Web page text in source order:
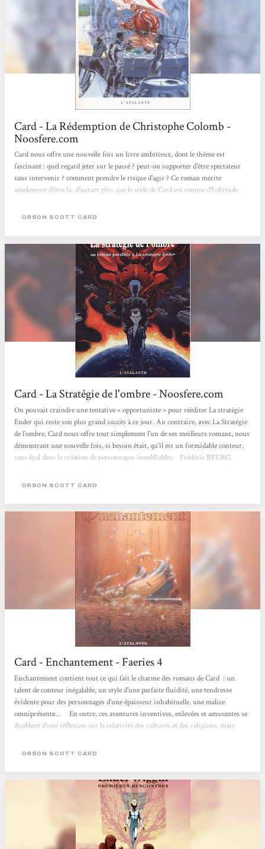
Card - La Rédemption de Christophe Colomb -
Noosfere.com
Card nous offre une nouvelle fois un livre ambitieux, dont le thème est
fascinant : quel regard jeter sur le passé ? peut-on supporter d'être spectateur
sans intervenir ? comment prendre le risque d'agir ? Ce roman mérite
amplement d'être lu, d'autant plus que le style de Card est comme d'habitude
personnages. Pascal PATOZ, noosfere.com, 15 décembre 1998
ORSON SCOTT CARD
Card - La Stratégie de l'ombre - Noosfere.com
On pouvait craindre une tentative « opportuniste » pour rééditer La stratégie
Ender qui reste son plus grand succès à ce jour. Au contraire, avec La Stratégie
de l'ombre, Card nous offre tout simplement l'un de ses meilleurs romans, nous
démontrant une nouvelle fois, si besoin était, qu'il est un formidable conteur,
sans égal dans la création de personnages inoubliables. Frédéric BEURG,
ORSON SCOTT CARD
Card - Enchantement - Faeries 4
Enchantement contient tout ce qui fait le charme des romans de Card : un
talent de conteur inégalable, un style d'une parfaite fluidité, une tendresse
évidente pour des personnages d'une épaisseur inhabituelle, une malice
omniprésente... En outre, ces aventures inventives, enlevées et amusantes se
doublent d'une réflexion sur la relativité des cultures et des religions, mais
voyage temporel et des thèmes contemporains, Card fait évoluer son récit vers
ORSON SCOTT CARD